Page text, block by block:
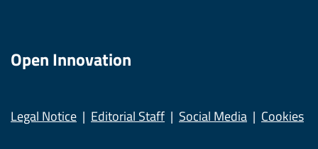
Open Innovation
Legal Notice Editorial Staff Social Media Cookies